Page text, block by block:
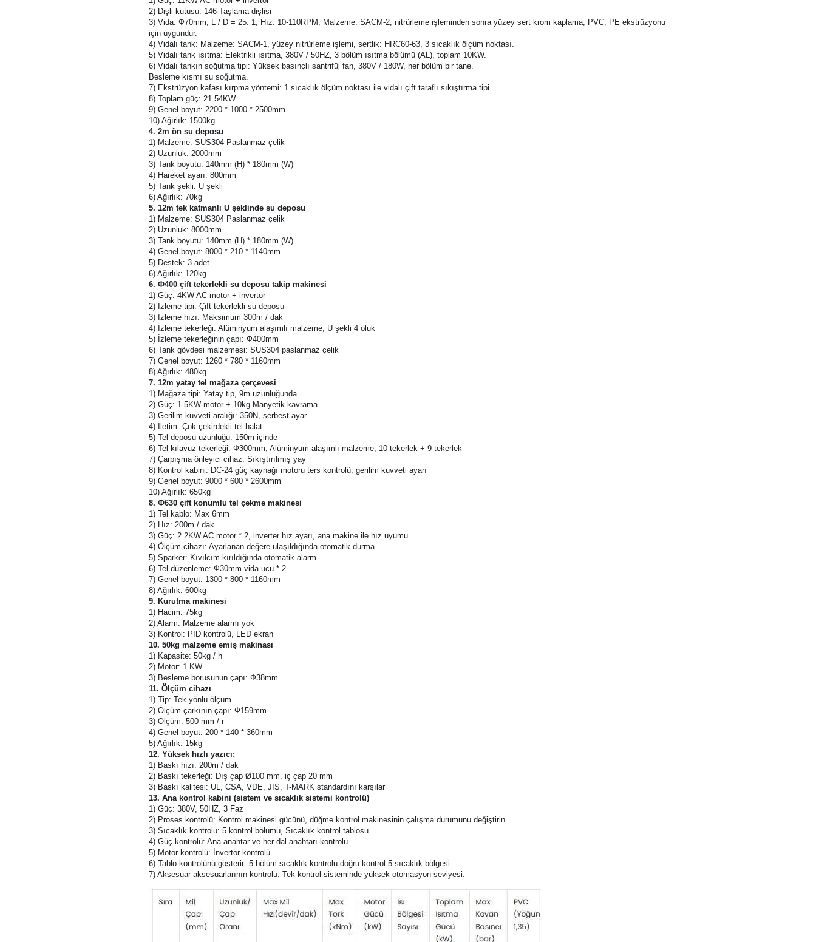
3. Ф75 ana ekstrüzyon makinesi
1) Güç: 11KW AC motor + invertör
2) Dişli kutusu: 146 Taşlama dişlisi
3) Vida: Ф70mm, L / D = 25: 1, Hız: 10-110RPM, Malzeme: SACM-2, nitrürleme işleminden sonra yüzey sert krom kaplama, PVC, PE ekstrüzyonu
için uygundur.
4) Vidalı tank: Malzeme: SACM-1, yüzey nitrürleme işlemi, sertlik: HRC60-63, 3 sıcaklık ölçüm noktası.
5) Vidalı tank ısıtma: Elektrikli ısıtma, 380V / 50HZ, 3 bölüm ısıtma bölümü (AL), toplam 10KW.
6) Vidalı tankın soğutma tipi: Yüksek basınçlı santrifüj fan, 380V / 180W, her bölüm bir tane.
Besleme kısmı su soğutma.
7) Ekstrüzyon kafası kırpma yöntemi: 1 sıcaklık ölçüm noktası ile vidalı çift taraflı sıkıştırma tipi
8) Toplam güç: 21.54KW
9) Genel boyut: 2200 * 1000 * 2500mm
10) Ağırlık: 1500kg
4. 2m ön su deposu
1) Malzeme: SUS304 Paslanmaz çelik
2) Uzunluk: 2000mm
3) Tank boyutu: 140mm (H) * 180mm (W)
4) Hareket ayarı: 800mm
5) Tank şekli: U şekli
6) Ağırlık: 70kg
5. 12m tek katmanlı U şeklinde su deposu
1) Malzeme: SUS304 Paslanmaz çelik
2) Uzunluk: 8000mm
3) Tank boyutu: 140mm (H) * 180mm (W)
4) Genel boyut: 8000 * 210 * 1140mm
5) Destek: 3 adet
6) Ağırlık: 120kg
6. Ф400 çift tekerlekli su deposu takip makinesi
1) Güç: 4KW AC motor + invertör
2) İzleme tipi: Çift tekerlekli su deposu
3) İzleme hızı: Maksimum 300m / dak
4) İzleme tekerleği: Alüminyum alaşımlı malzeme, U şekli 4 oluk
5) İzleme tekerleğinin çapı: Ф400mm
6) Tank gövdesi malzemesi: SUS304 paslanmaz çelik
7) Genel boyut: 1260 * 780 * 1160mm
8) Ağırlık: 480kg
7. 12m yatay tel mağaza çerçevesi
1) Mağaza tipi: Yatay tip, 9m uzunluğunda
2) Güç: 1.5KW motor + 10kg Manyetik kavrama
3) Gerilim kuvveti aralığı: 350N, serbest ayar
4) İletim: Çok çekirdekli tel halat
5) Tel deposu uzunluğu: 150m içinde
6) Tel kılavuz tekerleği: Ф300mm, Alüminyum alaşımlı malzeme, 10 tekerlek + 9 tekerlek
7) Çarpışma önleyici cihaz: Sıkıştırılmış yay
8) Kontrol kabini: DC-24 güç kaynağı motoru ters kontrolü, gerilim kuvveti ayarı
9) Genel boyut: 9000 * 600 * 2600mm
10) Ağırlık: 650kg
8. Ф630 çift konumlu tel çekme makinesi
1) Tel kablo: Max 6mm
2) Hız: 200m / dak
3) Güç: 2.2KW AC motor * 2, inverter hız ayarı, ana makine ile hız uyumu.
4) Ölçüm cihazı: Ayarlanan değere ulaşıldığında otomatik durma
5) Sparker: Kıvılcım kırıldığında otomatik alarm
6) Tel düzenleme: Ф30mm vida ucu * 2
7) Genel boyut: 1300 * 800 * 1160mm
8) Ağırlık: 600kg
9. Kurutma makinesi
1) Hacim: 75kg
2) Alarm: Malzeme alarmı yok
3) Kontrol: PID kontrolü, LED ekran
10. 50kg malzeme emiş makinası
1) Kapasite: 50kg / h
2) Motor: 1 KW
3) Besleme borusunun çapı: Ф38mm
11. Ölçüm cihazı
1) Tip: Tek yönlü ölçüm
2) Ölçüm çarkının çapı: Ф159mm
3) Ölçüm: 500 mm / r
4) Genel boyut: 200 * 140 * 360mm
5) Ağırlık: 15kg
12. Yüksek hızlı yazıcı:
1) Baskı hızı: 200m / dak
2) Baskı tekerleği: Dış çap Ø100 mm, iç çap 20 mm
3) Baskı kalitesi: UL, CSA, VDE, JIS, T-MARK standardını karşılar
13. Ana kontrol kabini (sistem ve sıcaklık sistemi kontrolü)
1) Güç: 380V, 50HZ, 3 Faz
2) Proses kontrolü: Kontrol makinesi gücünü, düğme kontrol makinesinin çalışma durumunu değiştirin.
3) Sıcaklık kontrolü: 5 kontrol bölümü, Sıcaklık kontrol tablosu
4) Güç kontrolü: Ana anahtar ve her dal anahtarı kontrolü
5) Motor kontrolü: İnvertör kontrolü
6) Tablo kontrolünü gösterir: 5 bölüm sıcaklık kontrolü doğru kontrol 5 sıcaklık bölgesi.
7) Aksesuar aksesuarlarının kontrolü: Tek kontrol sisteminde yüksek otomasyon seviyesi.